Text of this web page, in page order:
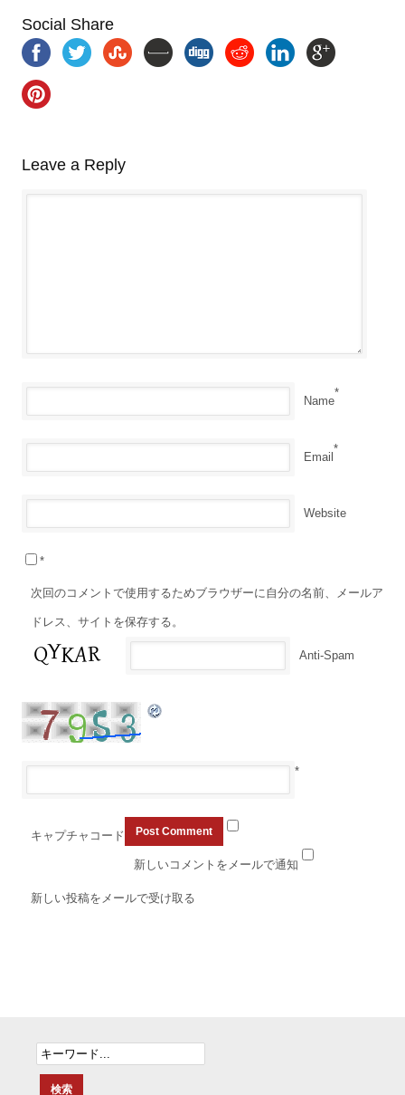
Social Share
Leave a Reply
Name
*
Email
*
Website
次回のコメントで使用するためブラウザーに自分の名前、メールア
ドレス、サイトを保存する。
Anti-Spam
*
キャプチャコード
*
新しいコメントをメールで通知
新しい投稿をメールで受け取る